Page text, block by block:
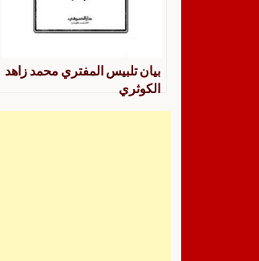
بيان تلبيس المفتري محمد زاهد
الكوثري